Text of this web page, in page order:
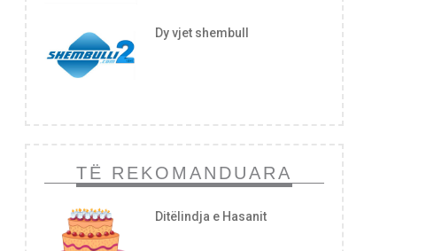
Dy vjet shembull
TË REKOMANDUARA
Ditëlindja e Hasanit